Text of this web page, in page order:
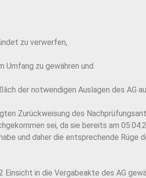
zu verwerfen,
Umfang zu gewähren und
der notwendigen Auslagen des AG
Zurückweisung des
sei, da sie bereits am
und daher die entsprechende Rüge
Einsicht in die Vergabeakte des AG